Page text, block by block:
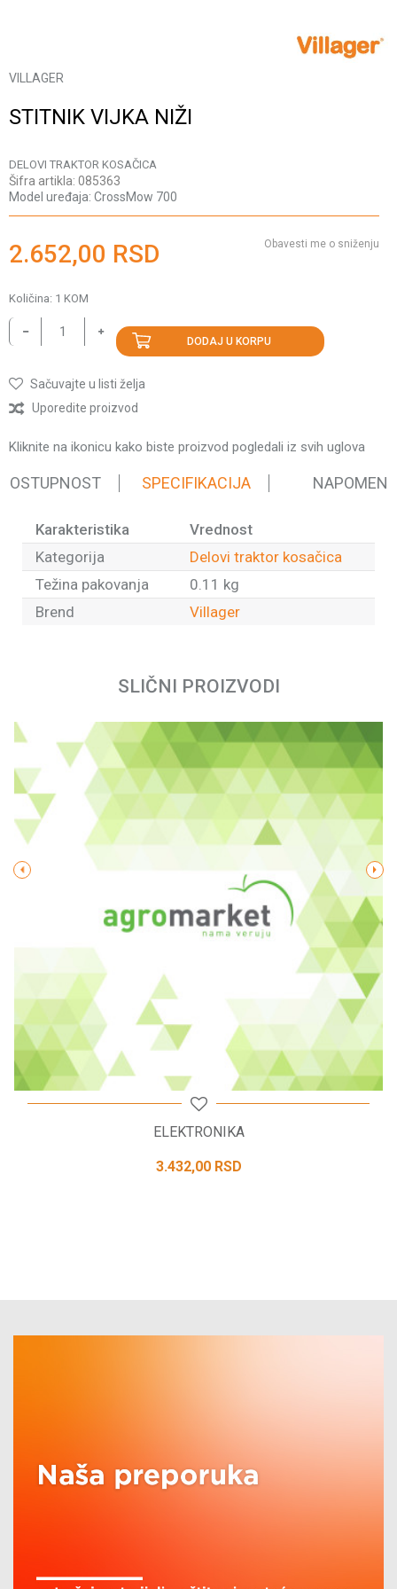
VILLAGER
STITNIK VIJKA NIŽI
DELOVI TRAKTOR KOSAČICA
Šifra artikla: 085363
Model uređaja: CrossMow 700
2.652,00 RSD Obavesti me o sniženju
Količina: 1 KOM
DODAJ U KORPU
Sačuvajte u listi želja
Uporedite proizvod
Kliknite na ikonicu kako biste proizvod pogledali iz svih uglova
SPECIFIKACIJA NAPOMENA
Karakteristika
Vrednost
Kategorija
Delovi traktor kosačica
Težina pakovanja
0.11 kg
Brend
Villager
Poruka
SLIČNI PROIZVODI
ELEKTRONIKA
3.432,00 RSD